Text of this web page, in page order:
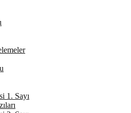
1. Sayı